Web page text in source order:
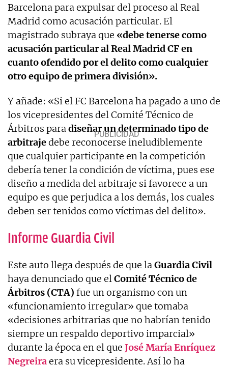
Barcelona para expulsar del proceso al Real
Madrid como acusación particular. El
magistrado subraya que «debe tenerse como
acusación particular al Real Madrid CF en
cuanto ofendido por el delito como cualquier
otro equipo de primera división».
Y añade: «Si el FC Barcelona ha pagado a uno de
los vicepresidentes del Comité Técnico de
Árbitros paradiseñar un determinado tipo de
arbitrajedebe reconocerse ineludiblemente
que cualquier participante en la competición
debería tener la condición de víctima, pues ese
diseño a medida del arbitraje si favorece a un
equipo es que perjudica a los demás, los cuales
deben ser tenidos como víctimas del delito».
Informe Guardia Civil
Este auto llega después de que laGuardia Civil
haya denunciado que elComité Técnico de
Árbitros (CTA) fue un organismo con un
«funcionamiento irregular» que tomaba
«decisiones arbitrarias que no habrían tenido
siempre un respaldo deportivo imparcial»
durante la época en el que José María Enríquez
Negreiraera su vicepresidente. Así lo ha